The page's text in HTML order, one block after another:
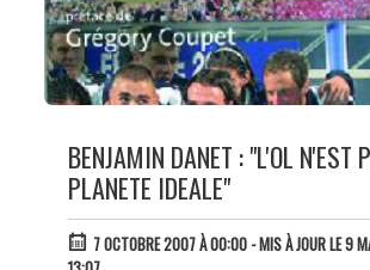
BENJAMIN DANET : "L'OL N'EST
PLANETE IDEALE"
7 OCTOBRE 2007 À 00:00- MIS À JOUR LE 9